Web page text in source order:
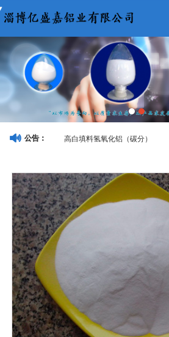
首页 公司介绍 产品展示 图库展示
联系我们 LBS 留言反馈
公告： 高白填料氢氧化铝（碳分）